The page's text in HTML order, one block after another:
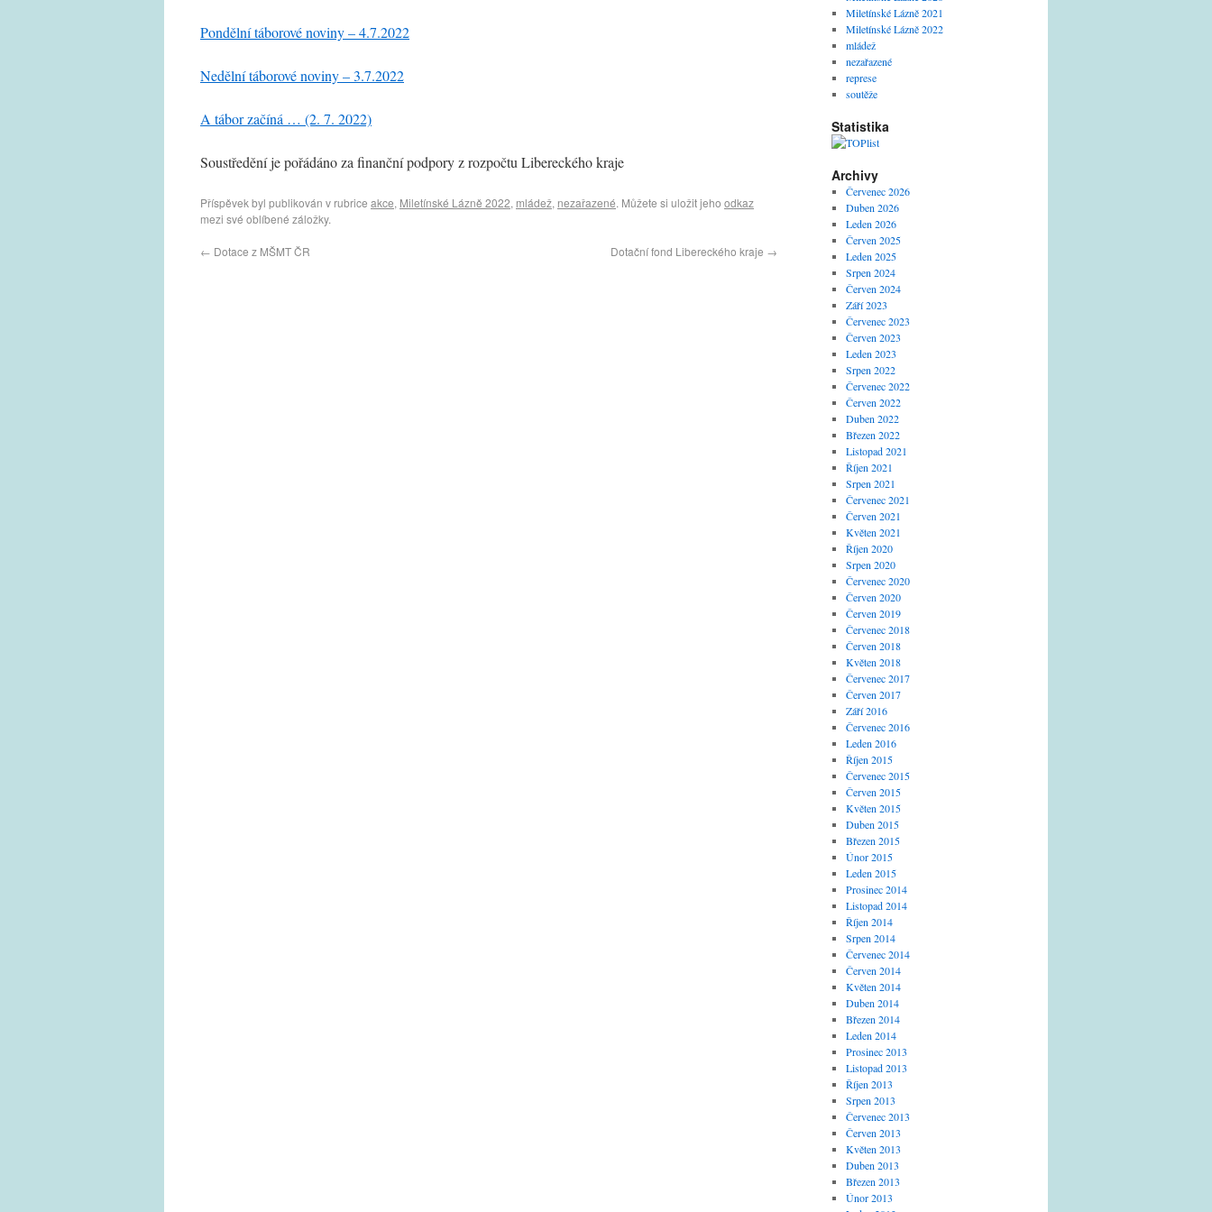
Pondělní táborové noviny – 4.7.2022
Nedělní táborové noviny – 3.7.2022
A tábor začíná … (2. 7. 2022)
Soustředění je pořádáno za finanční podpory z rozpočtu Libereckého kraje
Příspěvek byl publikován v rubrice akce, Miletínské Lázně 2022, mládež, nezařazené. Můžete si uložit jeho odkaz
mezi své oblíbené záložky.
← Dotace z MŠMT ČR Dotační fond Libereckého kraje →
Miletínské Lázně 2021
Miletínské Lázně 2022
mládež
nezařazené
represe
soutěže
Statistika
Archivy
Červenec 2026
Duben 2026
Leden 2026
Červen 2025
Leden 2025
Srpen 2024
Červen 2024
Září 2023
Červenec 2023
Červen 2023
Leden 2023
Srpen 2022
Červenec 2022
Červen 2022
Duben 2022
Březen 2022
Listopad 2021
Říjen 2021
Srpen 2021
Červenec 2021
Červen 2021
Květen 2021
Říjen 2020
Srpen 2020
Červenec 2020
Červen 2020
Červen 2019
Červenec 2018
Červen 2018
Květen 2018
Červenec 2017
Červen 2017
Září 2016
Červenec 2016
Leden 2016
Říjen 2015
Červenec 2015
Červen 2015
Květen 2015
Duben 2015
Březen 2015
Únor 2015
Leden 2015
Prosinec 2014
Listopad 2014
Říjen 2014
Srpen 2014
Červenec 2014
Červen 2014
Květen 2014
Duben 2014
Březen 2014
Leden 2014
Prosinec 2013
Listopad 2013
Říjen 2013
Srpen 2013
Červenec 2013
Červen 2013
Květen 2013
Duben 2013
Březen 2013
Únor 2013